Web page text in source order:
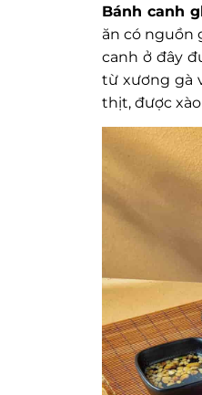
Bánh canh
ăn có nguồn
canh ở đây
từ xương gà
thịt, được